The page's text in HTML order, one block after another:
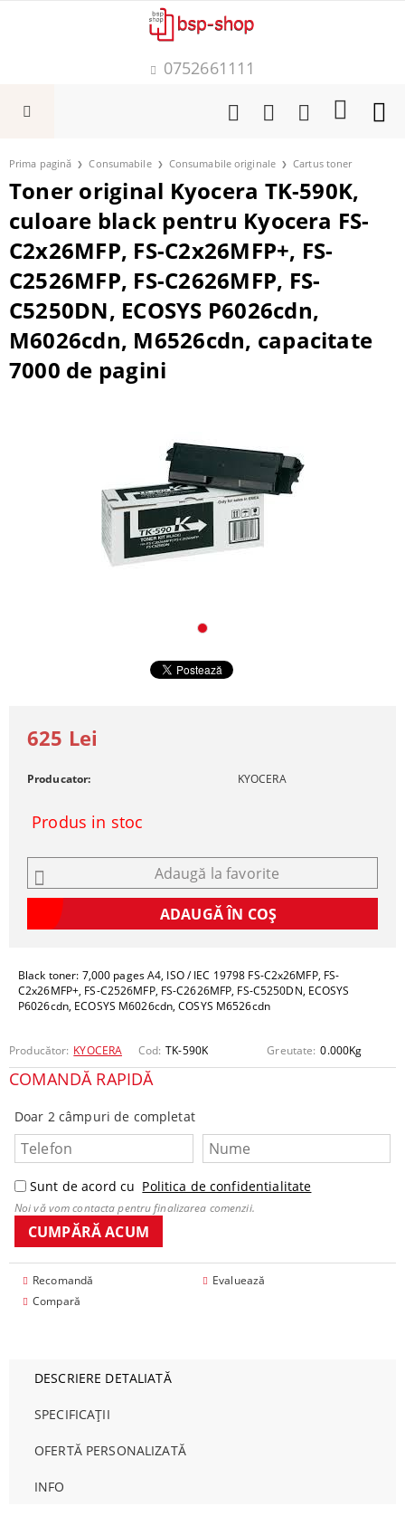
0752661111
Prima pagină Consumabile Consumabile originale Cartus toner
Toner original Kyocera TK-590K,
culoare black pentru Kyocera FS-
C2x26MFP, FS-C2x26MFP+, FS-
C2526MFP, FS-C2626MFP, FS-
C5250DN, ECOSYS P6026cdn,
M6026cdn, M6526cdn, capacitate
7000 de pagini
Black toner: 7,000 pages A4, ISO / IEC 19798 FS-C2x26MFP, FS-
C2x26MFP+, FS-C2526MFP, FS-C2626MFP, FS-C5250DN, ECOSYS
P6026cdn, ECOSYS M6026cdn, COSYS M6526cdn
Producător: KYOCERA Cod: TK-590K Greutate: 0.000Kg
COMANDĂ RAPIDĂ
Doar 2 câmpuri de completat
Sunt de acord cu Politica de confidentialitate
Noi vă vom contacta pentru finalizarea comenzii.
Recomandă
Evaluează
Compară
625 Lei
Producator: KYOCERA
Produs in stoc
Adaugă la favorite
DESCRIERE DETALIATĂ
SPECIFICAȚII
OFERTĂ PERSONALIZATĂ
INFO